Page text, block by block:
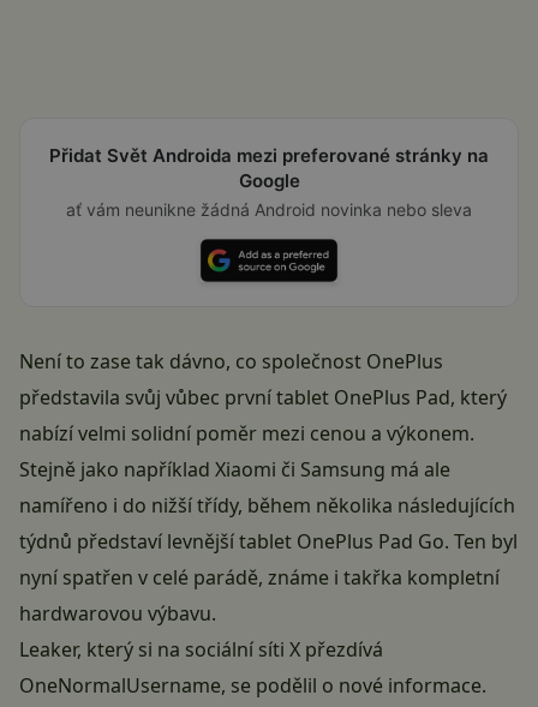
Přidat Svět Androida mezi preferované stránky na
Google
ať vám neunikne žádná Android novinka nebo sleva
Není to zase tak dávno, co společnost OnePlus
představila svůj vůbec první tablet OnePlus Pad, který
nabízí velmi solidní poměr mezi cenou a výkonem.
Stejně jako například Xiaomi či Samsung má ale
namířeno i do nižší třídy, během několika následujících
týdnů představí levnější tablet OnePlus Pad Go. Ten byl
nyní spatřen v celé parádě, známe i takřka kompletní
hardwarovou výbavu.
Leaker, který si na sociální síti X přezdívá
OneNormalUsername, se podělil o nové informace.